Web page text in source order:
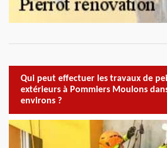
Qui peut effectuer les travaux de
extérieurs à Pommiers Moulons
environs ?